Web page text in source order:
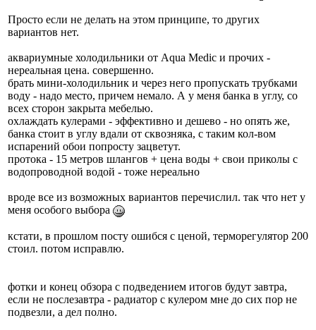
Просто если не делать на этом принципе, то других
вариантов нет.
аквариумные холодильники от Aqua Medic и прочих -
нереальная цена. совершенно.
брать мини-холодильник и через него пропускать трубками
воду - надо место, причем немало. А у меня банка в углу, со
всех сторон закрыта мебелью.
охлаждать кулерами - эффективно и дешево - но опять же,
банка стоит в углу вдали от сквозняка, с таким кол-вом
испарений обои попросту зацветут.
протока - 15 метров шлангов + цена воды + свои приколы с
водопроводной водой - тоже нереально
вроде все из возможных вариантов перечислил. так что нет у
меня особого выбора
кстати, в прошлом посту ошибся с ценой, терморегулятор 200
стоил. потом исправлю.
фотки и конец обзора с подведением итогов будут завтра,
если не послезавтра - радиатор с кулером мне до сих пор не
подвезли, а дел полно.